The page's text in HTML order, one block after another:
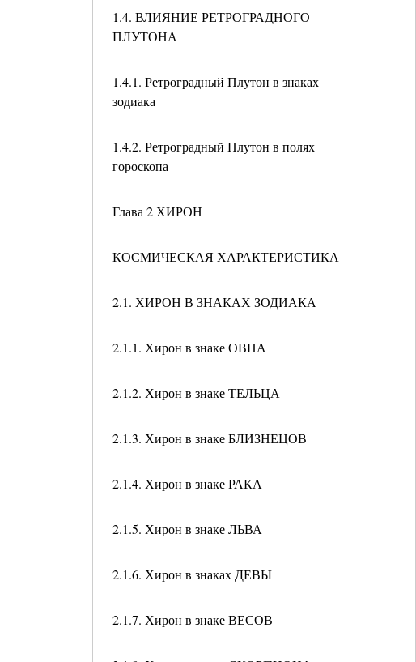
1.4. ВЛИЯНИЕ РЕТРОГРАДНОГО
ПЛУТОНА
1.4.1. Ретроградный Плутон в знаках
зодиака
1.4.2. Ретроградный Плутон в полях
гороскопа
Глава 2 ХИРОН
КОСМИЧЕСКАЯ ХАРАКТЕРИСТИКА
2.1. ХИРОН В ЗНАКАХ ЗОДИАКА
2.1.1. Хирон в знаке ОВНА
2.1.2. Хирон в знаке ТЕЛЬЦА
2.1.3. Хирон в знаке БЛИЗНЕЦОВ
2.1.4. Хирон в знаке РАКА
2.1.5. Хирон в знаке ЛЬВА
2.1.6. Хирон в знаках ДЕВЫ
2.1.7. Хирон в знаке ВЕСОВ